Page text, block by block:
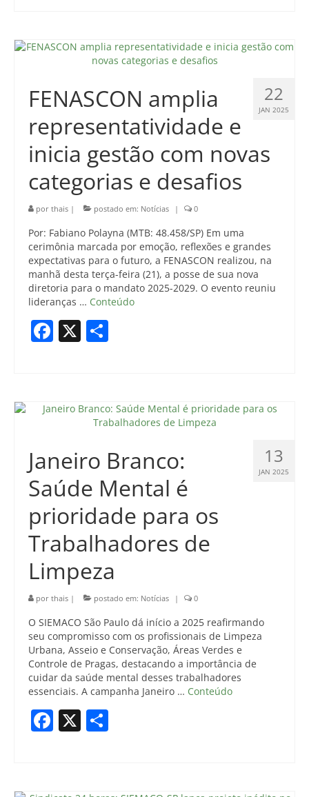
22
JAN 2025
FENASCON amplia
representatividade e
inicia gestão com novas
categorias e desafios
por thais | postado em: Notícias | 0
Por: Fabiano Polayna (MTB: 48.458/SP) Em uma
cerimônia marcada por emoção, reflexões e grandes
expectativas para o futuro, a FENASCON realizou, na
manhã desta terça-feira (21), a posse de sua nova
diretoria para o mandato 2025-2029. O evento reuniu
lideranças … Conteúdo
Facebook
X
13
JAN 2025
Janeiro Branco:
Saúde Mental é
prioridade para os
Trabalhadores de
Limpeza
por thais | postado em: Notícias | 0
O SIEMACO São Paulo dá início a 2025 reafirmando
seu compromisso com os profissionais de Limpeza
Urbana, Asseio e Conservação, Áreas Verdes e
Controle de Pragas, destacando a importância de
cuidar da saúde mental desses trabalhadores
essenciais. A campanha Janeiro … Conteúdo
Facebook
X